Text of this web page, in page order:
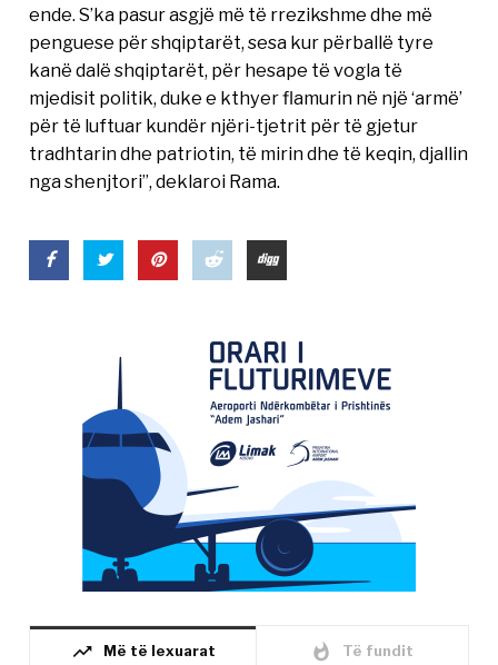
ende. S’ka pasur asgjë më të rrezikshme dhe më
penguese për shqiptarët, sesa kur përballë tyre
kanë dalë shqiptarët, për hesape të vogla të
mjedisit politik, duke e kthyer flamurin në një ‘armë’
për të luftuar kundër njëri-tjetrit për të gjetur
tradhtarin dhe patriotin, të mirin dhe të keqin, djallin
nga shenjtori”, deklaroi Rama.
trending_up Më të lexuarat whatshot Të fundit